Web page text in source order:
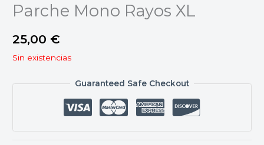
Parche Mono Rayos XL
25,00 €
Sin existencias
Guaranteed Safe Checkout